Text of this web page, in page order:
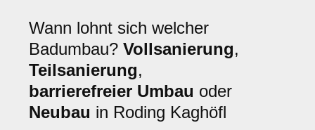
Wann lohnt sich welcher
Badumbau? Vollsanierung,
Teilsanierung,
barrierefreier Umbau oder
Neubau in Roding Kaghöfl